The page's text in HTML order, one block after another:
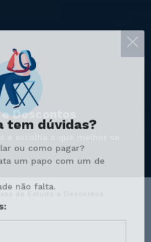
Descontos
tem dúvidas?
ou como pagar?
um papo com um de
não falta.